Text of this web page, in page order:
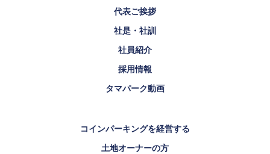
代表ご挨拶
社是・社訓
社員紹介
採用情報
タマパーク動画
コインパーキングを経営する
土地オーナーの方